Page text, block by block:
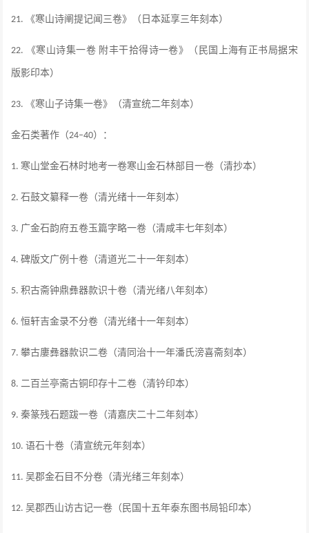
21. 《寒山诗阐提记闻三卷》（日本延享三年刻本）
22. 《寒山诗集一卷 附丰干拾得诗一卷》（民国上海有正书局据宋
版影印本）
23. 《寒山子诗集一卷》（清宣统二年刻本）
金石类著作（24–40）：
1. 寒山堂金石林时地考一卷寒山金石林部目一卷（清抄本）
2.石鼓文纂释一卷（清光绪十一年刻本）
3. 广金石韵府五卷玉篇字略一卷（清咸丰七年刻本）
4.碑版文广例十卷（清道光二十一年刻本）
5.积古斋钟鼎彝器款识十卷（清光绪八年刻本）
6.恒轩吉金录不分卷（清光绪十一年刻本）
7.攀古廔彝器款识二卷（清同治十一年潘氏滂喜斋刻本）
8.二百兰亭斋古铜印存十二卷（清钤印本）
9.秦篆残石题跋一卷（清嘉庆二十二年刻本）
10.语石十卷（清宣统元年刻本）
11.吴郡金石目不分卷（清光绪三年刻本）
12.吴郡西山访古记一卷（民国十五年泰东图书局铅印本）